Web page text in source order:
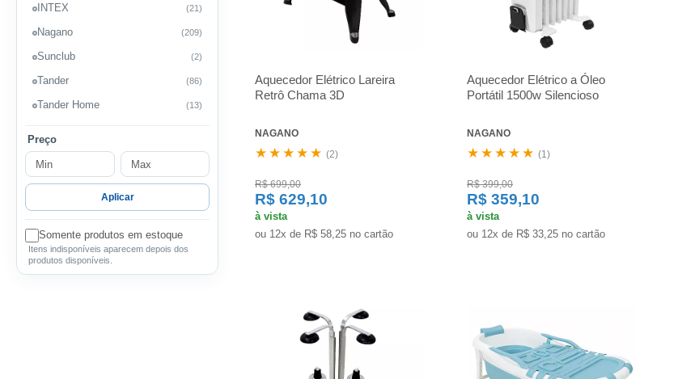
INTEX (21)
Nagano (209)
Sunclub (2)
Tander (86)
Tander Home (13)
Preço
Aplicar
Somente produtos em estoque
Itens indisponíveis aparecem depois dos
produtos disponíveis.
Aquecedor Elétrico Lareira
Retrô Chama 3D
NAGANO
★★★★★ (2)
R$ 699,00
R$ 629,10
à vista
ou 12x de R$ 58,25 no cartão
Aquecedor Elétrico a Óleo
Portátil 1500w Silencioso
NAGANO
★★★★★ (1)
R$ 399,00
R$ 359,10
à vista
ou 12x de R$ 33,25 no cartão